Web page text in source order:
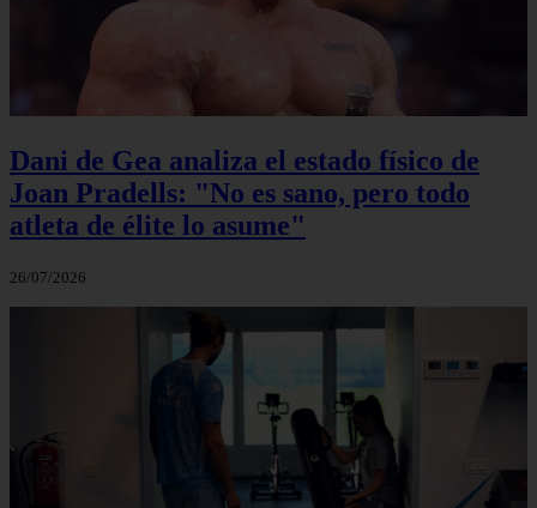
Dani de Gea analiza el estado físico de
Joan Pradells: "No es sano, pero todo
atleta de élite lo asume"
26/07/2026